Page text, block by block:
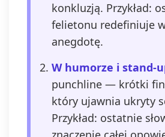
konkluzją. Przykład:
felietonu redefiniuje
anegdotę.
W humorze i stand-
punchline — krótki
który ujawnia ukryty
Przykład: ostatnie